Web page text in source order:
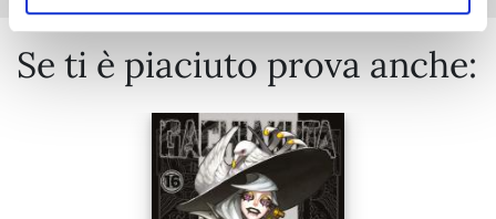
Se ti è piaciuto prova anche: